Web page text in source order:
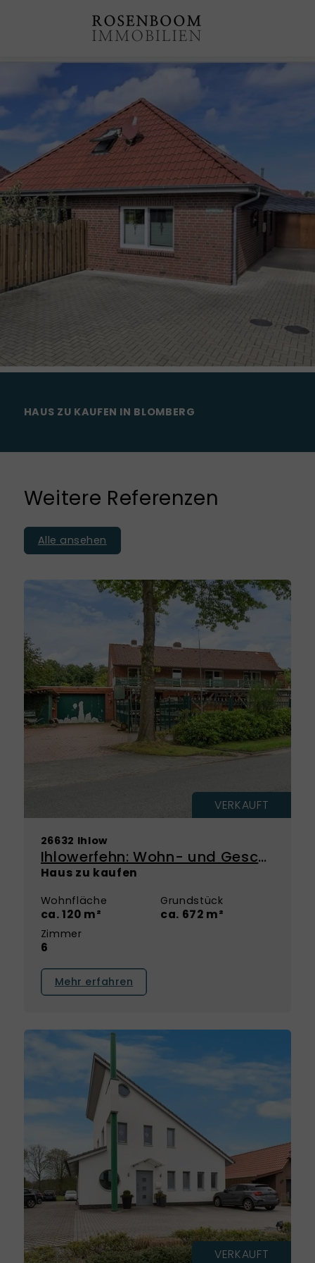
HAUS ZU KAUFEN IN BLOMBERG
Weitere Referenzen
Alle ansehen
VERKAUFT
26632 Ihlow
Ihlowerfehn: Wohn- und Geschäftshaus mit Entwicklungspotenzial!
Haus zu kaufen
Wohnfläche
ca. 120 m²
Grundstück
ca. 672 m²
Zimmer
6
Mehr erfahren
VERKAUFT